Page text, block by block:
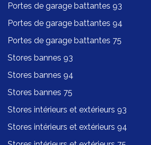
Portes de garage battantes 93
Portes de garage battantes 94
Portes de garage battantes 75
Stores bannes 93
Stores bannes 94
Stores bannes 75
Stores intérieurs et extérieurs 93
Stores intérieurs et extérieurs 94